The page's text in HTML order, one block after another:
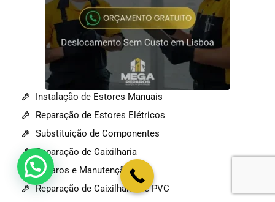
Instalação de Estores Manuais
Reparação de Estores Elétricos
Substituição de Componentes
Reparação de Caixilharia
Reparos e Manutenção
Reparação de Caixilharia de PVC
💬 Como podemos ajudar?